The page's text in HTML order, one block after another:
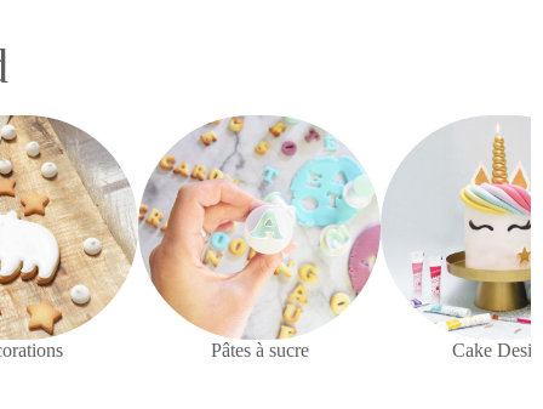
Pâtes à sucre Cake